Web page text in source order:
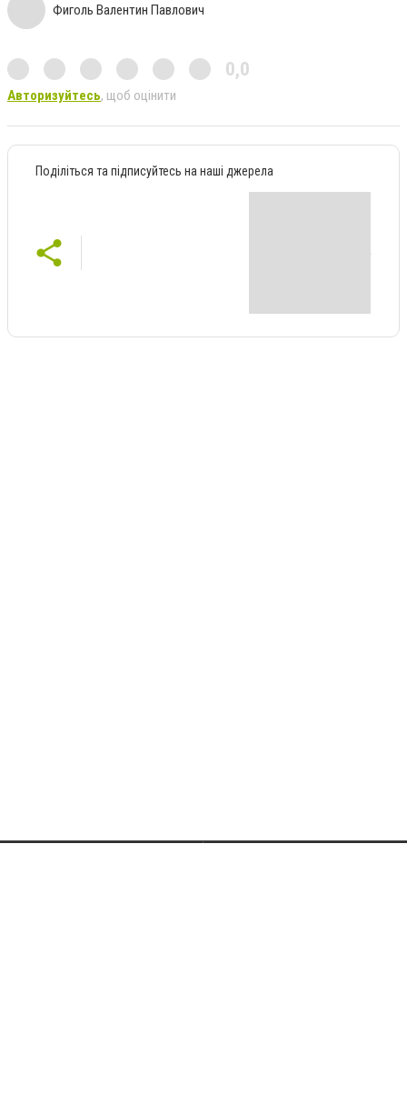
Фиголь Валентин Павлович
0,0
Авторизуйтесь, щоб оцінити
Поділіться та підписуйтесь на наші джерела